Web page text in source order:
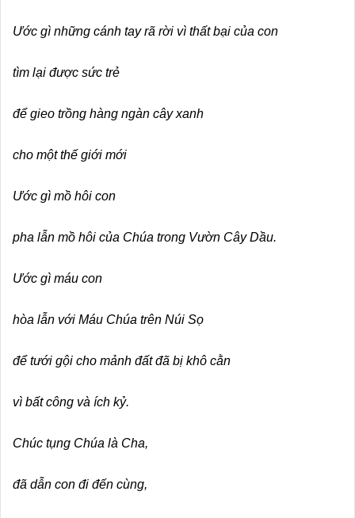
Ước gì những cánh tay rã rời vì thất bại của con
tìm lại được sức trẻ
để gieo trồng hàng ngàn cây xanh
cho một thế giới mới
Ước gì mồ hôi con
pha lẫn mồ hôi của Chúa trong Vườn Cây Dầu.
Ước gì máu con
hòa lẫn với Máu Chúa trên Núi Sọ
để tưới gội cho mảnh đất đã bị khô cằn
vì bất công và ích kỷ.
Chúc tụng Chúa là Cha,
đã dẫn con đi đến cùng,